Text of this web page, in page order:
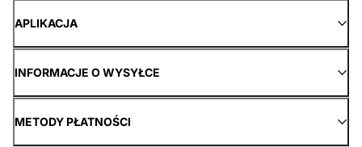
APLIKACJA
INFORMACJE O WYSYŁCE
METODY PŁATNOŚCI